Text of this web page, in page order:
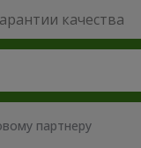
качества
партнеру